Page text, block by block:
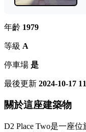
年齡 1979
等級 A
停車場 是
最後更新 2024-10-17
關於這座建築物
D2 Place Two是一座